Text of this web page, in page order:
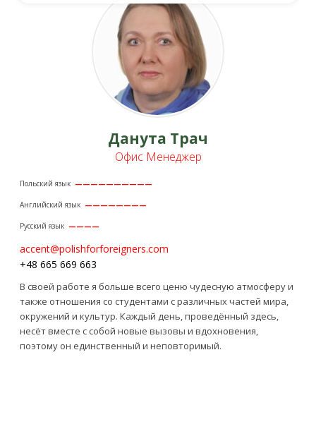
Данута Трач
Офис Менеджер
Польский язык ——————————
Английский язык ————————
Русский язык ————
accent@polishforforeigners.com
+48 665 669 663
В своей работе я больше всего ценю чудесную атмосферу и
также отношения со студентами с различных частей мира,
окружений и культур. Каждый день, проведённый здесь,
несёт вместе с собой новые вызовы и вдохновения,
поэтому он единственный и неповторимый.